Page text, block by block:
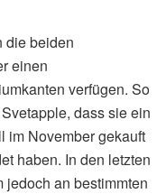
die beiden
einen
verfügen. So
dass sie ein
im November gekauft
haben. In den letzten
jedoch an bestimmten